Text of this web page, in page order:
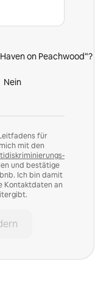
on Peachwood“?
Nein
für
mit den
und bestätige
Ich bin damit
Kontaktdaten an